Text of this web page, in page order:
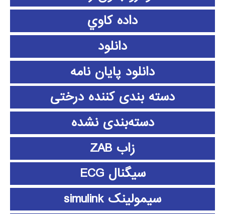
داده كاوي
دانلود
دانلود پايان نامه
دسته بندی کننده درختی
دسته‌بندی نشده
زاب ZAB
سیگنال ECG
سیمولینک simulink